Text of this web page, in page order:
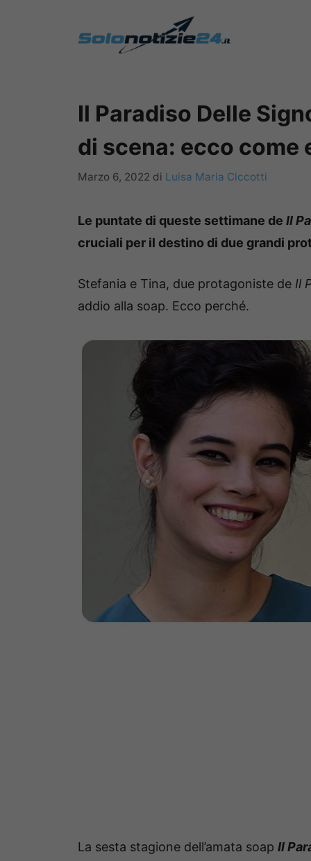
Il Paradiso Delle
di scena: ecco come
Marzo 6, 2022 di Luisa Maria Ciccotti
Le puntate di queste settimane de Il
cruciali per il destino di due grandi
Stefania e Tina, due protagoniste de Il
addio alla soap. Ecco perché.
La sesta stagione dell’amata soap Il